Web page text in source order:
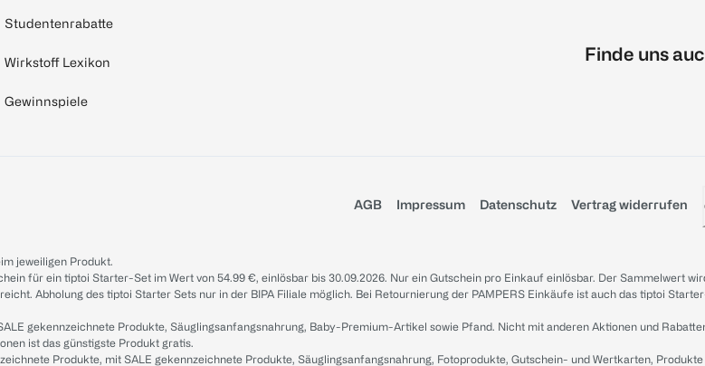
Studentenrabatte
Wirkstoff Lexikon
Gewinnspiele
Finde uns
AGB Impressum Datenschutz Vertrag widerrufen
jeweiligen Produkt.
für ein tiptoi Starter-Set im Wert von 54.99 €, einlösbar bis 30.09.2026. Nur ein Gutschein pro Einkauf einlösbar. Der Sammelwert
Abholung des tiptoi Starter Sets nur in der BIPA Filiale möglich. Bei Retournierung der PAMPERS Einkäufe ist auch das tiptoi
gekennzeichnete Produkte, Säuglingsanfangsnahrung, Baby-Premium-Artikel sowie Pfand. Nicht mit anderen Aktionen und
ist das günstigste Produkt gratis.
Produkte, mit SALE gekennzeichnete Produkte, Säuglingsanfangsnahrung, Fotoprodukte, Gutschein- und Wertkarten,